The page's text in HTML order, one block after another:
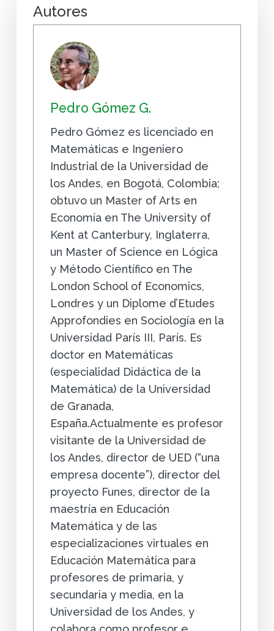
Autores
Pedro Gómez G.
Pedro Gómez es licenciado en
Matemáticas e Ingeniero
Industrial de la Universidad de
los Andes, en Bogotá, Colombia;
obtuvo un Master of Arts en
Economía en The University of
Kent at Canterbury, Inglaterra,
un Master of Science en Lógica
y Método Científico en The
London School of Economics,
Londres y un Diplome d’Etudes
Approfondies en Sociología en la
Universidad París III, París. Es
doctor en Matemáticas
(especialidad Didáctica de la
Matemática) de la Universidad
de Granada,
España.Actualmente es profesor
visitante de la Universidad de
los Andes, director de UED (“una
empresa docente”), director del
proyecto Funes, director de la
maestría en Educación
Matemática y de las
especializaciones virtuales en
Educación Matemática para
profesores de primaria, y
secundaria y media, en la
Universidad de los Andes, y